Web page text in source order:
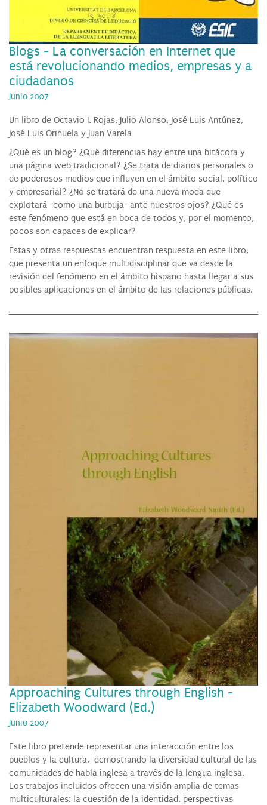
Blogs - La conversación en Internet que
está revolucionando medios, empresas y a
ciudadanos
Junio 2007
Un libro de Octavio I. Rojas, Julio Alonso, José Luis Antúnez,
José Luis Orihuela y Juan Varela
¿Qué es un blog? ¿Qué diferencias hay entre una bitácora y
una página web tradicional? ¿Se trata de diarios personales o
de poderosos medios que influyen en el ámbito social, político
y empresarial? ¿No se tratará de una nueva moda que
explotará -como una burbuja- ante nuestros ojos? ¿Qué es
este fenómeno que está en boca de todos y, por el momento,
pocos son capaces de explicar?
Estas y otras respuestas encuentran respuesta en este libro,
que presenta un enfoque multidisciplinar que va desde la
revisión del fenómeno en el ámbito hispano hasta llegar a sus
posibles aplicaciones en el ámbito de las relaciones públicas.
Approaching Cultures through English -
Elizabeth Woodward (Ed.)
Junio 2007
Este libro pretende representar una interacción entre los
pueblos y la cultura, demostrando la diversidad cultural de las
comunidades de habla inglesa a través de la lengua inglesa.
Los trabajos incluidos ofrecen una visión amplia de temas
multiculturales: la cuestión de la identidad, perspectivas